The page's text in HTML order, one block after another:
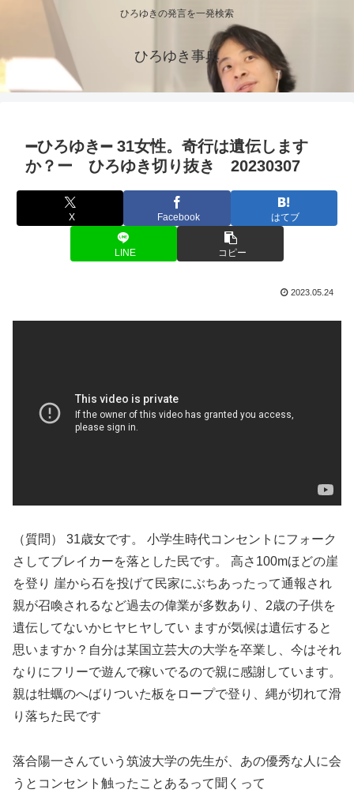
ひろゆきの発言を一発検索
ひろゆき事典
➖ひろゆき➖ 31女性。奇行は遺伝します
か？ー ひろゆき切り抜き 20230307
X Facebook はてブ
LINE コピー
2023.05.24
（質問） 31歳女です。 小学生時代コンセントにフォーク
さしてブレイカーを落とした民です。 高さ100mほどの崖
を登り 崖から石を投げて民家にぶちあったって通報され
親が召喚されるなど過去の偉業が多数あり、2歳の子供を
遺伝してないかヒヤヒヤしてい ますが気候は遺伝すると
思いますか？自分は某国立芸大の大学を卒業し、今はそれ
なりにフリーで遊んで稼いでるので親に感謝しています。
親は牡蠣のへばりついた板をロープで登り、縄が切れて滑
り落ちた民です
落合陽一さんていう筑波大学の先生が、あの優秀な人に会
うとコンセント触ったことあるって聞くって